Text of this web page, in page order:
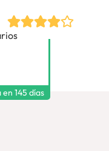
en 145 días